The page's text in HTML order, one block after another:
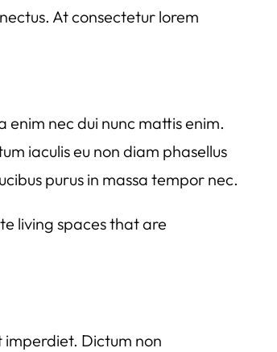
At consectetur lorem
nec dui nunc mattis enim.
iaculis eu non diam phasellus
purus in massa tempor nec.
living spaces that are
imperdiet. Dictum non